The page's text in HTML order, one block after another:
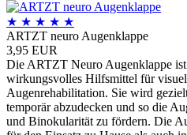
★ ★ ★ ★ ★
ARTZT neuro Augenklappe
3,95 EUR
Die ARTZT Neuro Augenklappe ist
wirkungsvolles Hilfsmittel für
Augenrehabilitation. Sie wird
temporär abzudecken und so die
und Binokularität zu fördern. Die